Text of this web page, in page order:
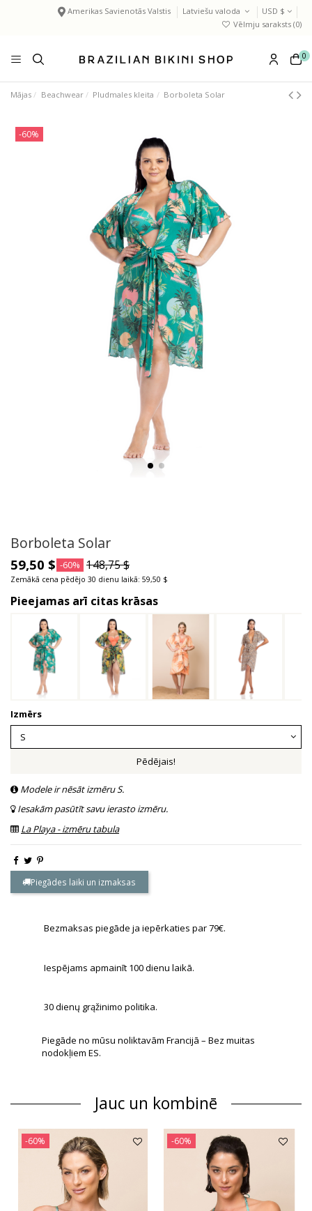
Amerikas Savienotās Valstis Latviešu valoda
USD $
Vēlmju saraksts (0)
0
Mājas Beachwear Pludmales kleita Borboleta Solar
-60%
Borboleta Solar
59,50 $ -60% 148,75 $
Zemākā cena pēdējo 30 dienu laikā: 59,50 $
Pieejamas arī citas krāsas
Izmērs
Pēdējais!
Modele ir nēsāt izmēru S.
Iesakām pasūtīt savu ierasto izmēru.
La Playa - izmēru tabula
Piegādes laiki un izmaksas
Bezmaksas piegāde ja iepērkaties par 79€.
Iespējams apmainīt 100 dienu laikā.
30 dienų grąžinimo politika.
Piegāde no mūsu noliktavām Francijā – Bez muitas
nodokļiem ES.
Jauc un kombinē
-60% -60%